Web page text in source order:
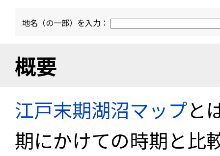
地名（の一部）を入力：
概要
江戸末期湖沼マップと
期にかけての時期と比